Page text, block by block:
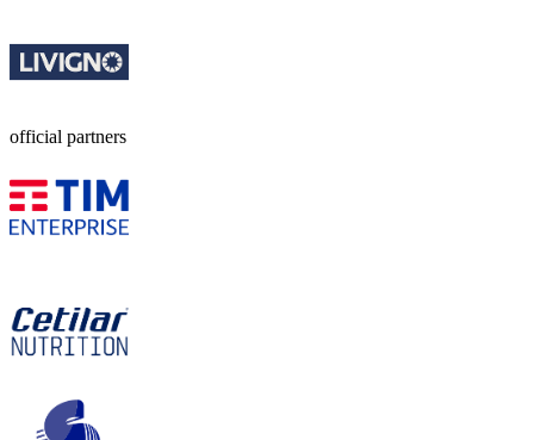
official partners